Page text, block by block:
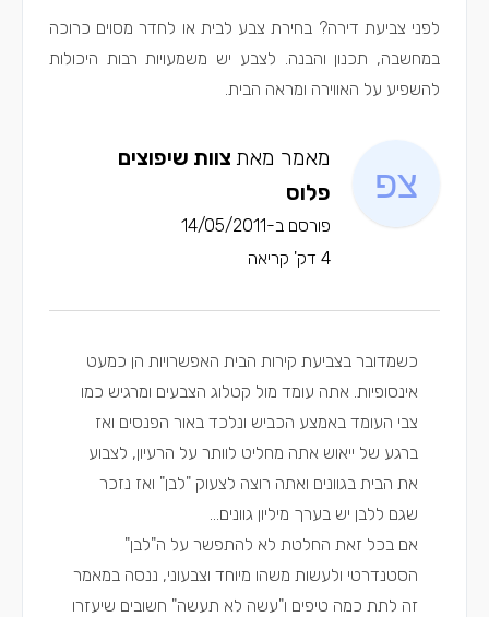
לפני צביעת דירה? בחירת צבע לבית או לחדר מסוים כרוכה
במחשבה, תכנון והבנה. לצבע יש משמעויות רבות היכולות
להשפיע על האווירה ומראה הבית.
מאמר מאת צוות שיפוצים
פלוס
פורסם ב-14/05/2011
4 דק' קריאה
כשמדובר בצביעת קירות הבית האפשרויות הן כמעט
אינסופיות. אתה עומד מול קטלוג הצבעים ומרגיש כמו
צבי העומד באמצע הכביש ונלכד באור הפנסים ואז
ברגע של ייאוש אתה מחליט לוותר על הרעיון, לצבוע
את הבית בגוונים ואתה רוצה לצעוק "לבן" ואז נזכר
שגם ללבן יש בערך מיליון גוונים...
אם בכל זאת החלטת לא להתפשר על ה"לבן"
הסטנדרטי ולעשות משהו מיוחד וצבעוני, ננסה במאמר
זה לתת כמה טיפים ו"עשה לא תעשה" חשובים שיעזרו